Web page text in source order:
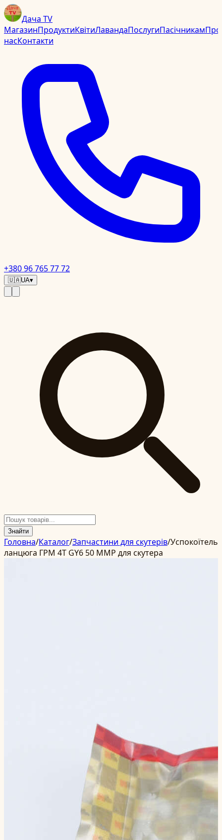
Дача TV
МагазинПродуктиКвітиЛавандаПослугиПасічникамПро
насКонтакти
+380 96 765 77 72
🇺🇦UA▾
Знайти
Головна/Каталог/Запчастини для скутерів/Успокоїтель
ланцюга ГРМ 4T GY6 50 ММР для скутера